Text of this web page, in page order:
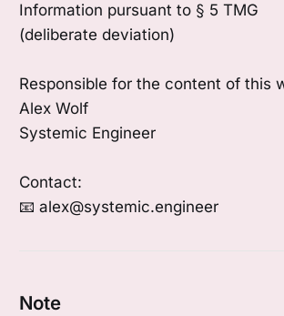
Information pursuant to § 5 TMG
(deliberate deviation)
Responsible for the content of this
Alex Wolf
Systemic Engineer
Contact:
📧 alex@systemic.engineer
Note